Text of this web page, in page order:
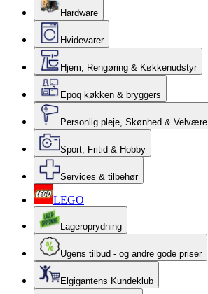
Hardware
Hvidevarer
Hjem, Rengøring & Køkkenudstyr
Epoq køkken & bryggers
Personlig pleje, Skønhed & Velvære
Sport, Fritid & Hobby
Services & tilbehør
LEGO
Lageroprydning
Ugens tilbud - og andre gode priser
Elgigantens Kundeklub